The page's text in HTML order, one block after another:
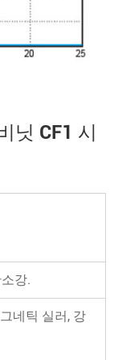
닛 CF1 시
강.
네틱 실러, 강